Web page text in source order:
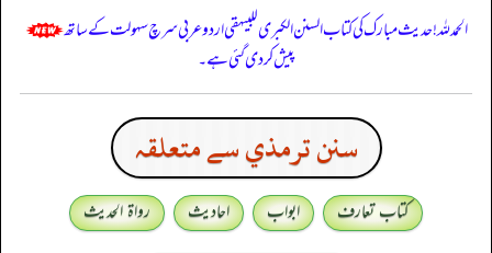
الحمدللہ! حدیث مبارک کی کتاب السنن الكبرى للبيهقي اردو عربی سرچ سہولت کے ساتھ
پیش کر دی گئی ہے۔
سنن ترمذي سے متعلقہ
کتاب تعارف ابواب احادیث
رواۃ الحدیث